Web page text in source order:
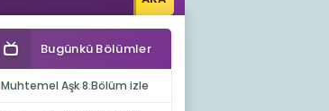
Bugünkü Bölümler
Muhtemel Aşk 8.Bölüm izle